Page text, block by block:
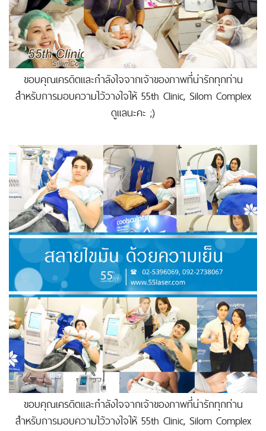
ขอบคุณเครดิตและกำลังใจจากเจ้าของภาพที่น่ารักทุกท่าน
สำหรับการมอบความไว้วางใจให้ 55th Clinic, Silom Complex
ดูแลนะคะ ;)
ขอบคุณเครดิตและกำลังใจจากเจ้าของภาพที่น่ารักทุกท่าน
สำหรับการมอบความไว้วางใจให้ 55th Clinic, Silom Complex